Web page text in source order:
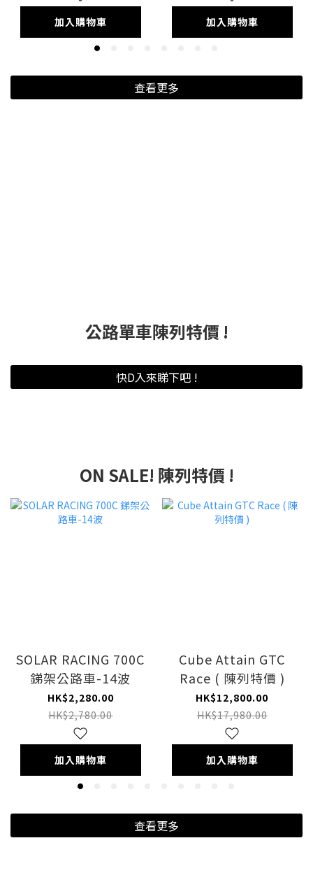
加入購物車 加入購物車
查看更多
公路單車陳列特價 !
快D入來睇下吧 !
ON SALE! 陳列特價 !
SOLAR RACING 700C
銻架公路車-14波
HK$2,280.00
HK$2,780.00
加入購物車
Cube Attain GTC
Race ( 陳列特價 )
HK$12,800.00
HK$17,980.00
加入購物車
查看更多